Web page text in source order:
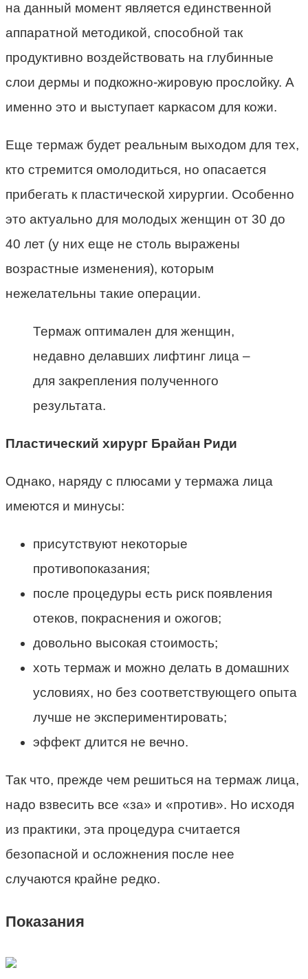
на данный момент является единственной
аппаратной методикой, способной так
продуктивно воздействовать на глубинные
слои дермы и подкожно-жировую прослойку. А
именно это и выступает каркасом для кожи.
Еще термаж будет реальным выходом для тех,
кто стремится омолодиться, но опасается
прибегать к пластической хирургии. Особенно
это актуально для молодых женщин от 30 до
40 лет (у них еще не столь выражены
возрастные изменения), которым
нежелательны такие операции.
Термаж оптимален для женщин,
недавно делавших лифтинг лица –
для закрепления полученного
результата.
Пластический хирург Брайан Риди
Однако, наряду с плюсами у термажа лица
имеются и минусы:
присутствуют некоторые
противопоказания;
после процедуры есть риск появления
отеков, покраснения и ожогов;
довольно высокая стоимость;
хоть термаж и можно делать в домашних
условиях, но без соответствующего опыта
лучше не экспериментировать;
эффект длится не вечно.
Так что, прежде чем решиться на термаж лица,
надо взвесить все «за» и «против». Но исходя
из практики, эта процедура считается
безопасной и осложнения после нее
случаются крайне редко.
Показания